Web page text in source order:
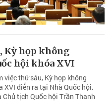
Kỳ họp không
hội khóa XVI
việc thứ sáu, Kỳ họp không
XVI diễn ra tại Nhà Quốc hội,
tịch Quốc hội Trần Thanh